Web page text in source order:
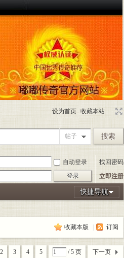
设为首页 收藏本站
帖子 搜索
自动登录
找回密码
登录 立即注册
快捷导航
收藏本版 订阅
2 3 4 5 / 5 页 下一页